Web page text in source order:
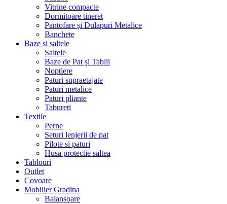
Vitrine compacte
Dormitoare tineret
Pantofare și Dulapuri Metalice
Banchete
Baze si saltele
Saltele
Baze de Pat și Tablii
Noptiere
Paturi supraetajate
Paturi metalice
Paturi pliante
Tabureti
Textile
Perne
Seturi lenjerii de pat
Pilote si paturi
Husa protectie saltea
Tablouri
Outlet
Covoare
Mobilier Gradina
Balansoare